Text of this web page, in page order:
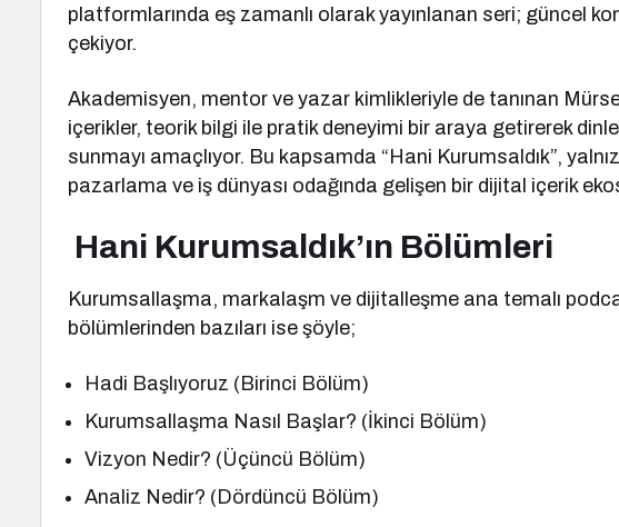
platformlarında eş zamanlı olarak yayınlanan seri; güncel
çekiyor.
Akademisyen, mentor ve yazar kimlikleriyle de tanınan
içerikler, teorik bilgi ile pratik deneyimi bir araya getirerek
sunmayı amaçlıyor. Bu kapsamda “Hani Kurumsaldık”,
pazarlama ve iş dünyası odağında gelişen bir dijital içerik
Hani Kurumsaldık’ın Bölümleri
Kurumsallaşma, markalaşm ve dijitalleşme ana temalı
bölümlerinden bazıları ise şöyle;
Hadi Başlıyoruz (Birinci Bölüm)
Kurumsallaşma Nasıl Başlar? (İkinci Bölüm)
Vizyon Nedir? (Üçüncü Bölüm)
Analiz Nedir? (Dördüncü Bölüm)